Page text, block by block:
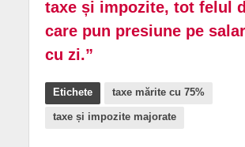
taxe și impozite, tot felul
care pun presiune pe
cu zi.”
Etichete taxe mărite cu 75%
taxe și impozite majorate